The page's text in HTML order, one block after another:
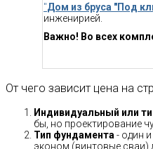
"Дом из бруса "Под
инженирией.
Важно! Во всех
От чего зависит цена на
Индивидуальный или
бы, но проектирование
Тип фундамента - один
эконом (винтовые